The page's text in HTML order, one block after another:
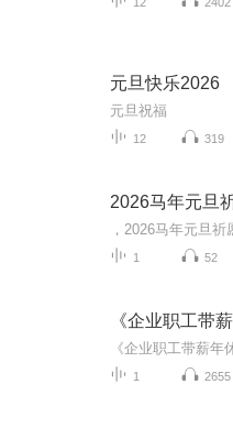
元旦快乐2026
元旦祝福
12 319
2026马年元旦
1 52
《企业职工带
《企业职工带薪年
1 2655